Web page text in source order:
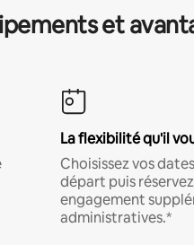
et
La flexibilité qu'il
Choisissez vos
départ puis
engagement
administratives.*